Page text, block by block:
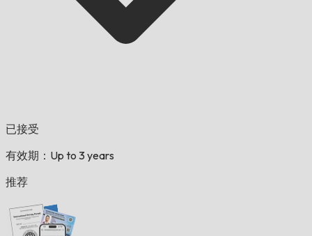
已接受
有效期：Up to 3 years
推荐